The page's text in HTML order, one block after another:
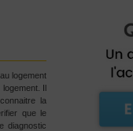
logement
Il
la
que le
diagnostic